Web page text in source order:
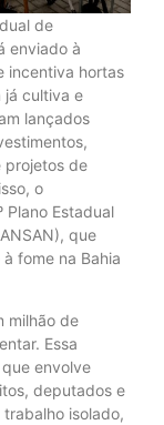
de
enviado à
incentiva hortas
já cultiva e
lançados
projetos de
o
Estadual
que
fome na Bahia
milhão de
Essa
envolve
deputados e
isolado,